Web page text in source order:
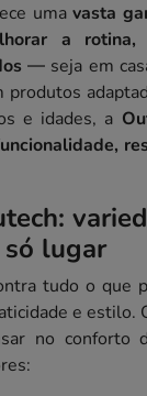
umavasta
a
— seja em
produtos
e idades, a
lugar
tudo o que
e estilo.
no conforto